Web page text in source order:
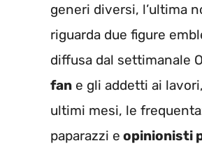
generi diversi, l’ultima
riguarda due figure
diffusa dal settimanale
fan e gli addetti ai
ultimi mesi, le
paparazzi e opinionisti